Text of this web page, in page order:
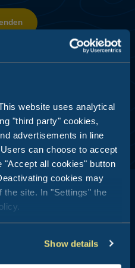
website uses analytical
"third party" cookies,
advertisements in line
can choose to accept
all cookies" button
cookies may
the site. In "Settings" the
Show details
vakanties in de open lucht: 29
afstand van de zee, in de
die symbool staan